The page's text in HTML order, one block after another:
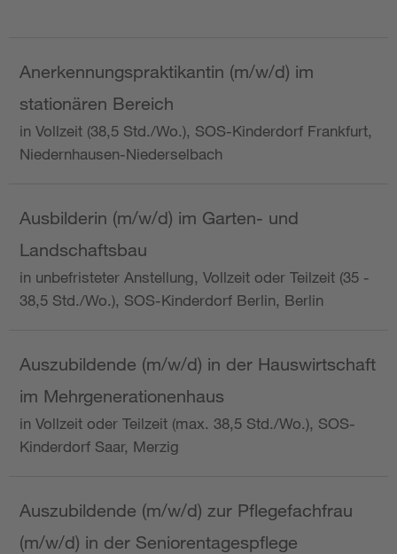
Anerkennungspraktikantin (m/w/d) im
stationären Bereich
in Vollzeit (38,5 Std./Wo.), SOS-Kinderdorf Frankfurt,
Niedernhausen-Niederselbach
Ausbilderin (m/w/d) im Garten- und
Landschaftsbau
in unbefristeter Anstellung, Vollzeit oder Teilzeit (35 -
38,5 Std./Wo.), SOS-Kinderdorf Berlin, Berlin
Auszubildende (m/w/d) in der Hauswirtschaft
im Mehrgenerationenhaus
in Vollzeit oder Teilzeit (max. 38,5 Std./Wo.), SOS-
Kinderdorf Saar, Merzig
Auszubildende (m/w/d) zur Pflegefachfrau
(m/w/d) in der Seniorentagespflege